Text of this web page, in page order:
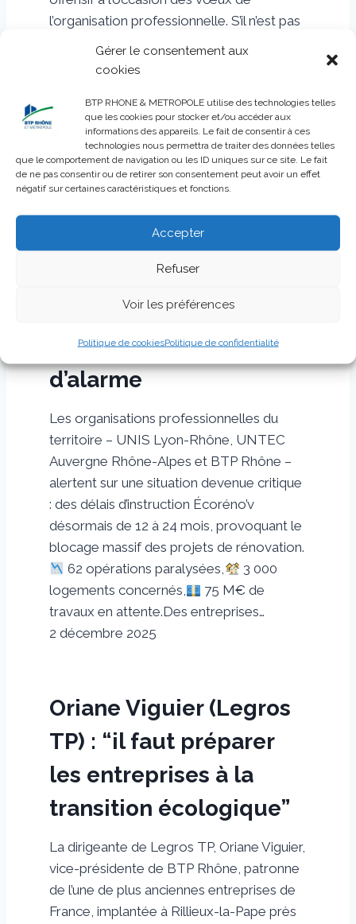
Gérer le consentement aux
cookies
BTP RHONE & METROPOLE utilise des technologies telles
que les cookies pour stocker et/ou accéder aux
informations des appareils. Le fait de consentir à ces
technologies nous permettra de traiter des données telles
que le comportement de navigation ou les ID uniques sur ce site. Le fait
de ne pas consentir ou de retirer son consentement peut avoir un effet
négatif sur certaines caractéristiques et fonctions.
Accepter
Refuser
Voir les préférences
Politique de cookiesPolitique de confidentialité
l’organisation professionnelle. S’il n’est pas
connu pour avoir la langue dans sa
poche, Norbert Fontanel était
l’occasion de la cérémonie des vœux de
la Fédération BTP Rhône et Métropole.
Fraîchement réélu pour un…
5 février 2026
Rénovation
énergétique des
copropriétés : la filière
tire la sonnette
d’alarme
Les organisations professionnelles du
territoire – UNIS Lyon-Rhône, UNTEC
Auvergne Rhône-Alpes et BTP Rhône –
alertent sur une situation devenue critique
: des délais d’instruction Écoréno’v
désormais de 12 à 24 mois, provoquant le
blocage massif des projets de rénovation.
62 opérations paralysées,
3 000
logements concernés,
75 M€ de
travaux en attente.Des entreprises…
2 décembre 2025
Oriane Viguier (Legros
TP) : “il faut préparer
les entreprises à la
transition écologique”
La dirigeante de Legros TP, Oriane Viguier,
vice-présidente de BTP Rhône, patronne
de l’une de plus anciennes entreprises de
France, implantée à Rillieux-la-Pape près